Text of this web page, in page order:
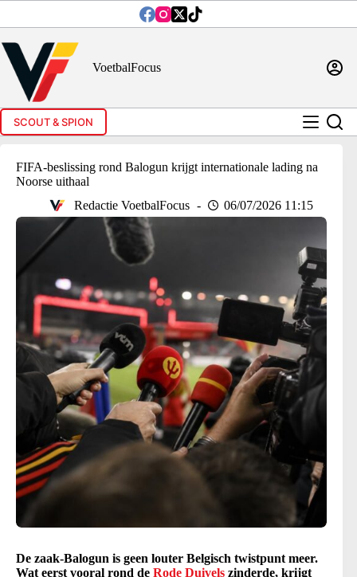
inhoud
VoetbalFocus
SCOUT & SPION
FIFA-beslissing rond Balogun krijgt internationale lading na
Noorse uithaal
Redactie VoetbalFocus
06/07/2026 11:15
De zaak-Balogun is geen louter Belgisch twistpunt meer.
Wat eerst vooral rond de Rode Duivels zinderde, krijgt